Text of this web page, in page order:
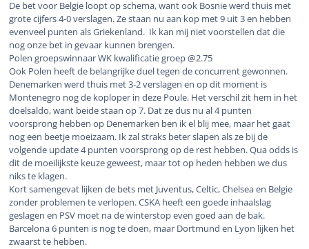
De bet voor Belgie loopt op schema, want ook Bosnie werd thuis met
grote cijfers 4-0 verslagen. Ze staan nu aan kop met 9 uit 3 en hebben
evenveel punten als Griekenland. Ik kan mij niet voorstellen dat die
nog onze bet in gevaar kunnen brengen.
Polen groepswinnaar WK kwalificatie groep @2.75
Ook Polen heeft de belangrijke duel tegen de concurrent gewonnen.
Denemarken werd thuis met 3-2 verslagen en op dit moment is
Montenegro nog de koploper in deze Poule. Het verschil zit hem in het
doelsaldo, want beide staan op 7. Dat ze dus nu al 4 punten
voorsprong hebben op Denemarken ben ik el blij mee, maar het gaat
nog een beetje moeizaam. Ik zal straks beter slapen als ze bij de
volgende update 4 punten voorsprong op de rest hebben. Qua odds is
dit de moeilijkste keuze geweest, maar tot op heden hebben we dus
niks te klagen.
Kort samengevat lijken de bets met Juventus, Celtic, Chelsea en Belgie
zonder problemen te verlopen. CSKA heeft een goede inhaalslag
geslagen en PSV moet na de winterstop even goed aan de bak.
Barcelona 6 punten is nog te doen, maar Dortmund en Lyon lijken het
zwaarst te hebben.